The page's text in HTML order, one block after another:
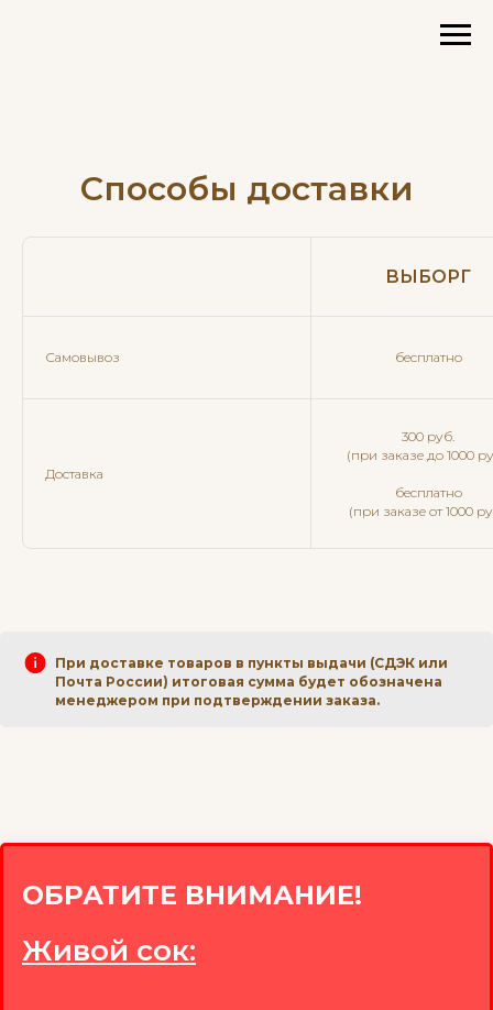
Способы доставки
ВЫБОРГ
Самовывоз бесплатно
Доставка
300 руб.
(при заказе до 1000
бесплатно
(при заказе от 1000
При доставке товаров в пункты выдачи (СДЭК или
Почта России) итоговая сумма будет обозначена
менеджером при подтверждении заказа.
ОБРАТИТЕ ВНИМАНИЕ!
Живой сок: